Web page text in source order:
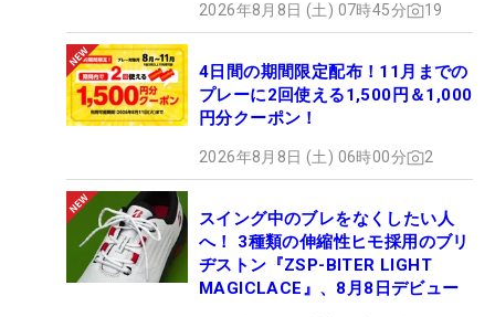
2026年8月8日 (土) 07時45分 19
4日間の期間限定配布！11月までの
プレーに2回使える1,500円＆1,000
円分クーポン！
2026年8月8日 (土) 06時00分 2
スイング中のブレをなくしたい人
へ！ 3種類の伸縮性ヒモ採用のブリ
ヂストン『ZSP-BITER LIGHT
MAGICLACE』、8月8日デビュー